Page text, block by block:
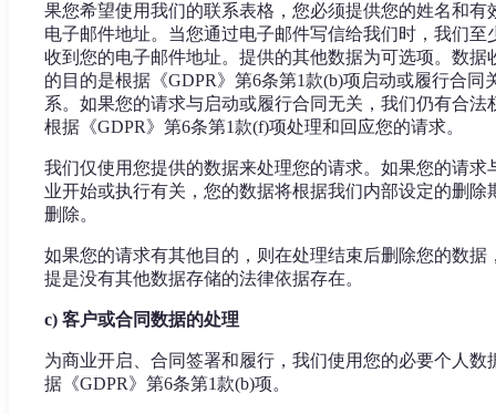
果您希望使用我们的联系表格，您必须提供您的姓名和有
电子邮件地址。当您通过电子邮件写信给我们时，我们至
收到您的电子邮件地址。提供的其他数据为可选项。数据
的目的是根据《GDPR》第6条第1款(b)项启动或履行合同
系。如果您的请求与启动或履行合同无关，我们仍有合法
根据《GDPR》第6条第1款(f)项处理和回应您的请求。
我们仅使用您提供的数据来处理您的请求。如果您的请求
业开始或执行有关，您的数据将根据我们内部设定的删除
删除。
如果您的请求有其他目的，则在处理结束后删除您的数据
提是没有其他数据存储的法律依据存在。
c) 客户或合同数据的处理
为商业开启、合同签署和履行，我们使用您的必要个人数
据《GDPR》第6条第1款(b)项。